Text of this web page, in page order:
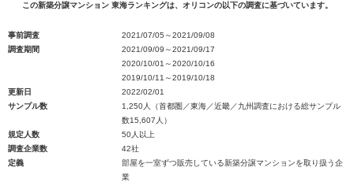
この新築分譲マンション 東海ランキングは、オリコンの以下の調査に基づいています。
事前調査
2021/07/05～2021/09/08
調査期間
2021/09/09～2021/09/17
2020/10/01～2020/10/16
2019/10/11～2019/10/18
更新日
2022/02/01
サンプル数
1,250人（首都圏／東海／近畿／九州調査における総サンプル
数15,607人）
規定人数
50人以上
調査企業数
42社
定義
部屋を一室ずつ販売している新築分譲マンションを取り扱う企
業